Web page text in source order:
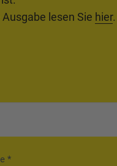
lesen Sie hier.
*